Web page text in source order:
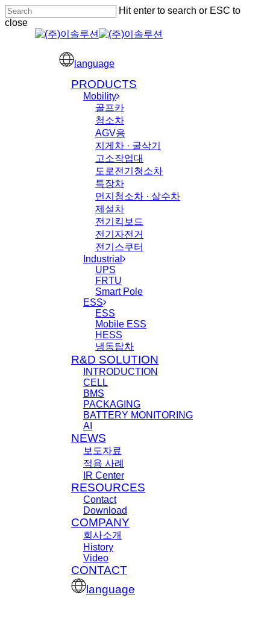
Skip
to
Hit enter to search or ESC to
close
language
PRODUCTS
Mobility
골프카
청소차
AGV용
지게차 · 굴삭기
고소작업대
도로전기청소차
특장차
먼지청소차 · 살수차
제설차
전기킥보드
전기자전거
전기스쿠터
Industrial
UPS
FRTU
Smart Pole
ESS
ESS
Mobile ESS
HESS
냉동탑차
R&D SOLUTION
INTRODUCTION
CELL
BMS
PACKAGING
BATTERY MONITORING
AI
NEWS
보도자료
적용 사례
IR Center
RESOURCES
Contact
Download
COMPANY
회사소개
History
Video
CONTACT
language